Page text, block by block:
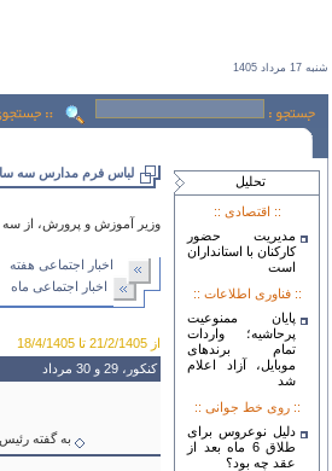
شنبه 17 مرداد 1405
لباس فرم مدارس سه
وزیر آموزش و پرورش، از سه
اخبار اجتماعی هفته
اخبار اجتماعی ماه
از 21/2/1405 تا 18/4/1405
کنکور، 29 و 30 مرداد
به گفته رئیس سازمان
تحليل
:: اقتصادی ::
مدیریت حضور
کارکنان با استانداران
است
:: فناوری اطلاعات ::
پایان ممنوعیت
پرحاشیه؛ واردات
تمام برندهای
موبایل، آزاد اعلام
شد
:: روی خط جوانی ::
دلیل نوعروس برای
طلاق 6 ماه بعد از
عقد چه بود؟